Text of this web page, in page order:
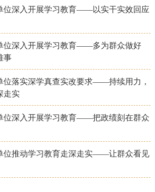
位深入开展学习教育——以实干实效回应
位深入开展学习教育——多为群众做好
事
位落实深学真查实改要求——持续用力，
走实
位深入开展学习教育——把政绩刻在群众
位推动学习教育走深走实——让群众看见